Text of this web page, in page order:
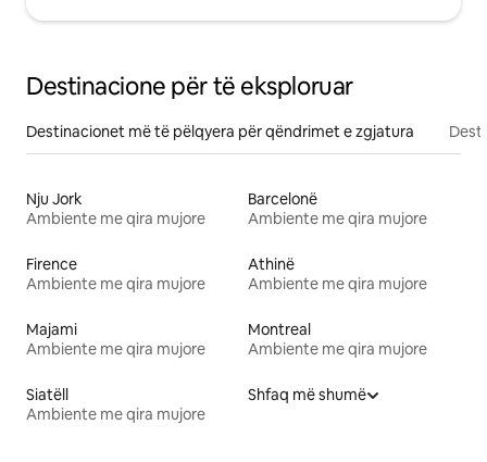
Destinacione për të eksploruar
Destinacionet më të pëlqyera për qëndrimet e zgjatura
Nju Jork
Ambiente me qira mujore
Barcelonë
Ambiente me qira mujore
Firence
Ambiente me qira mujore
Athinë
Ambiente me qira mujore
Majami
Ambiente me qira mujore
Montreal
Ambiente me qira mujore
Siatëll
Ambiente me qira mujore
Shfaq më shumë